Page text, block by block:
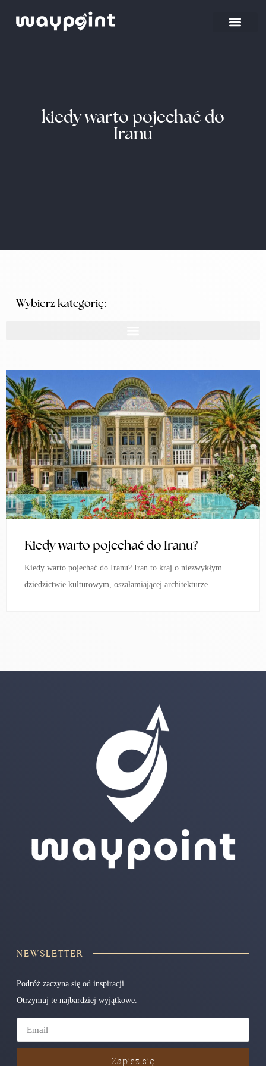
kiedy warto pojechać do
Iranu
Wybierz kategorię:
Kiedy warto pojechać do Iranu?
Kiedy warto pojechać do Iranu? Iran to kraj o niezwykłym
dziedzictwie kulturowym, oszałamiającej architekturze...
NEWSLETTER
Podróż zaczyna się od inspiracji.
Otrzymuj te najbardziej wyjątkowe.
Zapisz się